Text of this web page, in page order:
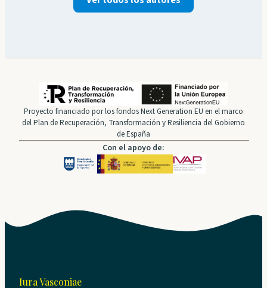
Proyecto financiado por los fondos Next Generation EU en el marco
del Plan de Recuperación, Transformación y Resiliencia del Gobierno
de España
Con el apoyo de:
Iura Vasconiae